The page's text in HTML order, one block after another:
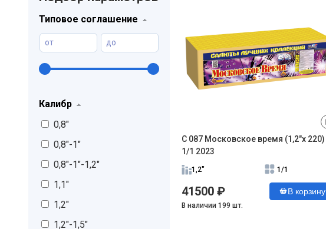
Типовое соглашение
от до
Калибр
0,8"
0,8"-1"
0,8"-1"-1,2"
1,1"
1,2"
1,2"-1,5"
С 087 Московское время (1,2"х 220)
1/1 2023
1,2" 1/1
41500 ₽ В корзину
В наличии 199 шт.